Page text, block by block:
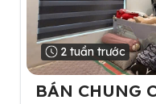
2 tuần trước
BÁN CHUNG